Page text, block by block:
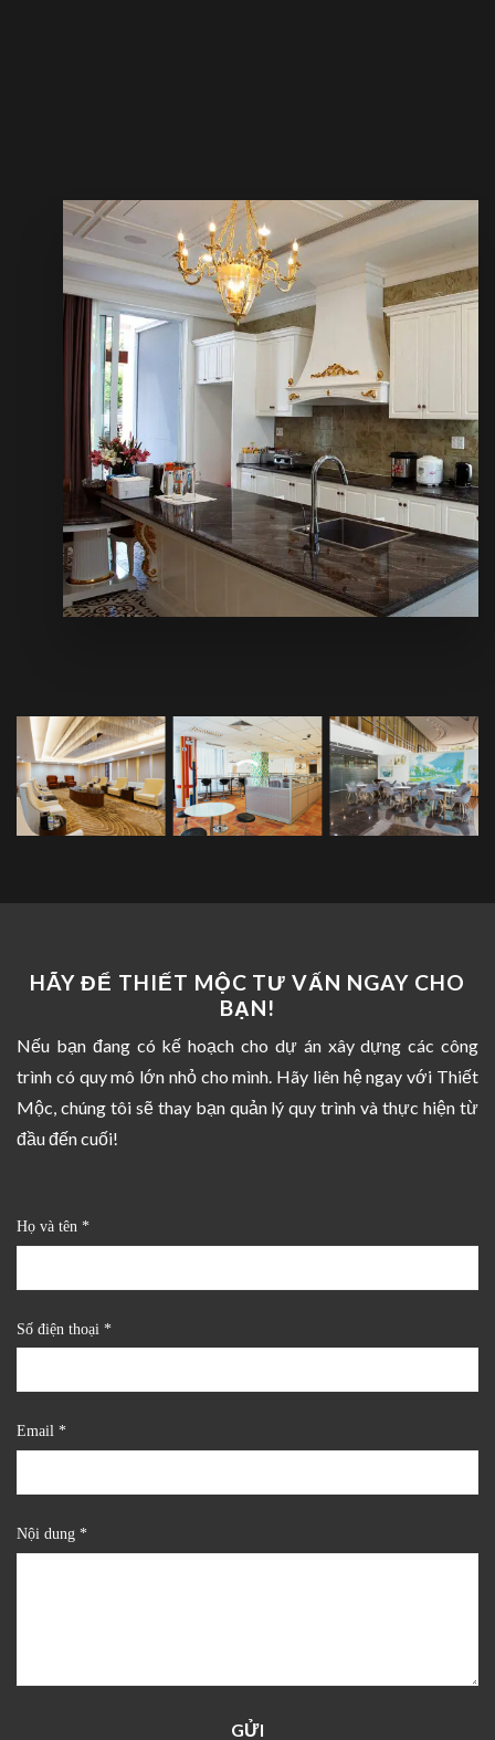
HÃY ĐỂ THIẾT MỘC TƯ VẤN NGAY CHO
BẠN!
Nếu bạn đang có kế hoạch cho dự án xây dựng các công
trình có quy mô lớn nhỏ cho mình. Hãy liên hệ ngay với Thiết
Mộc, chúng tôi sẽ thay bạn quản lý quy trình và thực hiện từ
đầu đến cuối!
Họ và tên *
Số điện thoại *
Email *
Nội dung *